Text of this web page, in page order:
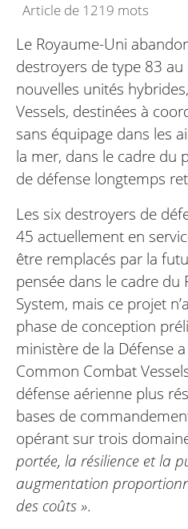
Article de 1219 mots
Le Royaume-Uni
destroyers de type 83
nouvelles unités
Vessels, destinées à
sans équipage dans les
la mer, dans le cadre du
de défense longtemps
Les six destroyers de
45 actuellement en
être remplacés par la
pensée dans le cadre du
System, mais ce projet
phase de conception
ministère de la Défense
Common Combat
défense aérienne plus
bases de
opérant sur trois
portée, la résilience et la
augmentation
des coûts ».